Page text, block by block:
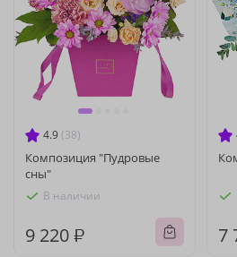
4.9 (38)
Композиция "Пудровые
сны"
В наличии
9 220 ₽ 7